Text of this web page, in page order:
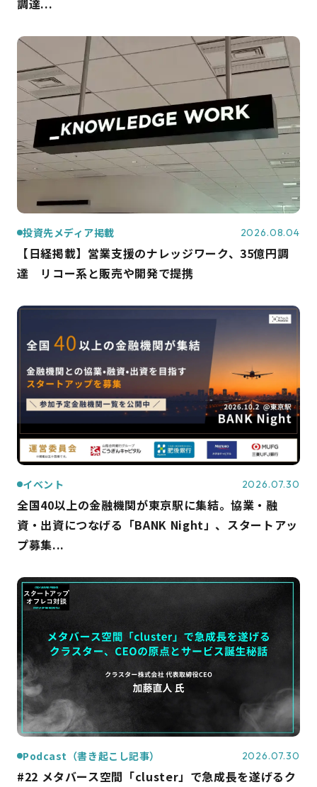
投資先メディア掲載 2026.08.04
【日経掲載】営業支援のナレッジワーク、35億円調
達 リコー系と販売や開発で提携
イベント 2026.07.30
全国40以上の金融機関が東京駅に集結。協業・融
資・出資につなげる「BANK Night」、スタートアッ
プ募集...
Podcast（書き起こし記事） 2026.07.30
#22 メタバース空間「cluster」で急成長を遂げるク